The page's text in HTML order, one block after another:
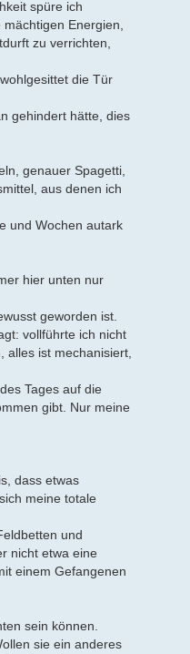
spüre ich
Energien,
zu verrichten,
die Tür
gehindert hätte, dies
genauer Spagetti,
aus denen ich
und Wochen autark
hier unten nur
geworden ist.
vollführte ich nicht
alles ist mechanisiert,
Tages auf die
gibt. Nur meine
dass etwas
meine totale
und
nicht etwa eine
einem Gefangenen
sein können.
sie ein anderes